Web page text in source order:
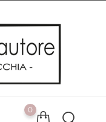
esperienza possibile
alla nostra
le tue preferenze sui
0